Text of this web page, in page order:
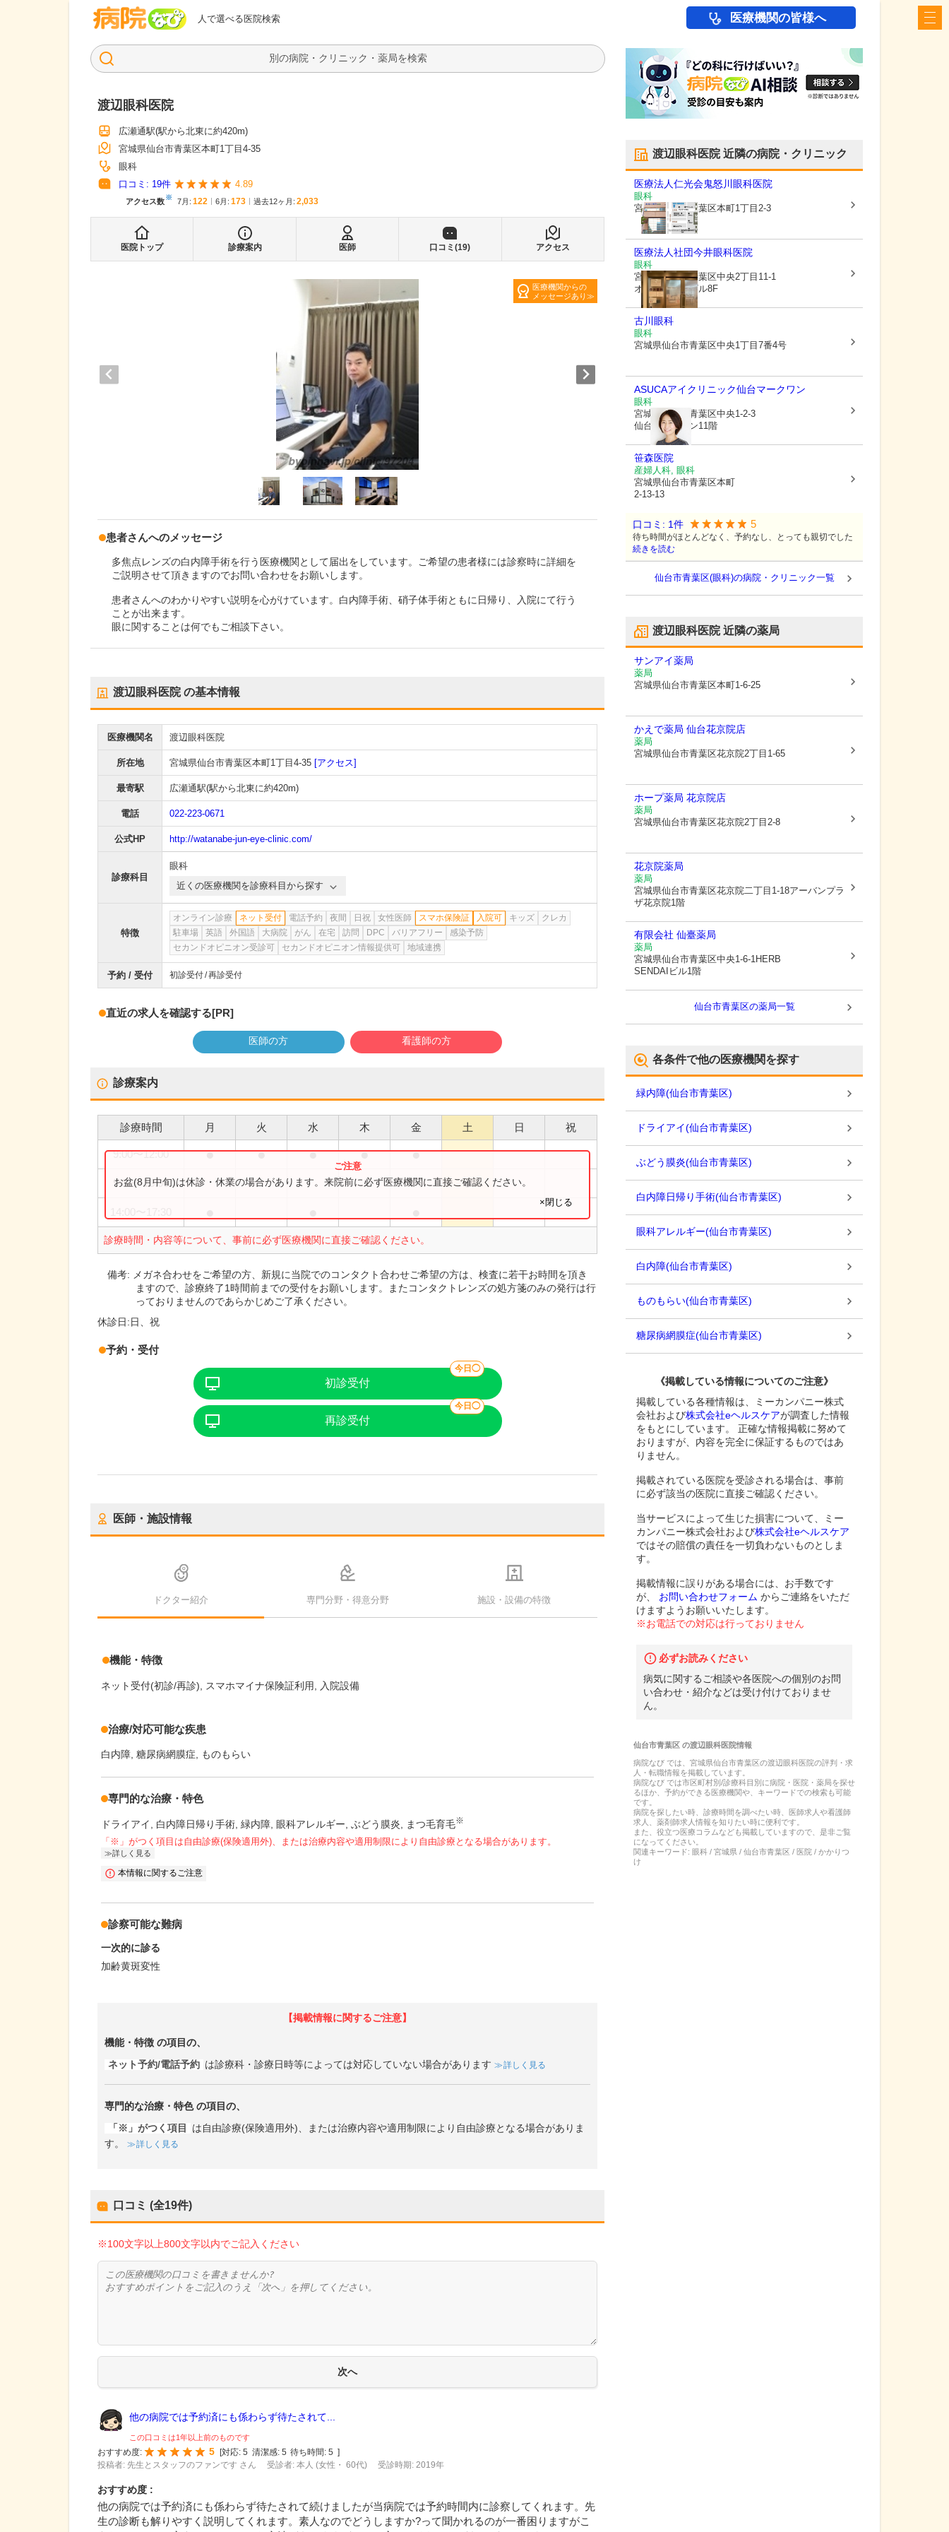
人で選べる医院検索
病院なび 医療機関の皆様へ
検索
渡辺眼科医院
広瀬通駅(駅から北東に約420m)
宮城県仙台市青葉区本町1丁目4-35
眼科
口コミ: 19件 4.89
アクセス数※ 7月 : 122 6月 : 173 過去12ヶ月: 2,033
医院トップ 診療案内 医師 口コミ(19) アクセス
医療機関からの
メッセージあり
患者さんへのメッセージ
多焦点レンズの白内障手術を行う医療機関として届出をしています。ご希望の患者様には診察時に詳細を
ご説明させて頂きますのでお問い合わせをお願いします。
患者さんへのわかりやすい説明を心がけています。白内障手術、硝子体手術ともに日帰り、入院にて行う
ことが出来ます。
眼に関することは何でもご相談下さい。
渡辺眼科医院の基本情報
医療機関名 渡辺眼科医院
所在地 宮城県仙台市青葉区本町1丁目4-35 [アクセス]
最寄駅 広瀬通駅(駅から北東に約420m)
電話 022-223-0671
公式HP http://watanabe-jun-eye-clinic.com/
診療科目
眼科
近くの医療機関を診療科目から探す
特徴
オンライン診療 ネット受付 電話予約 夜間 日祝 女性医師 スマホ保険証 入院可 キッズ
クレカ
駐車場
英語 外国語 大病院 がん 在宅 訪問 DPC バリアフリー
感染予防
セカンドオピニオン受診可
セカンドオピニオン情報提供可 地域連携
予約 / 受付 初診受付 再診受付
直近の求人を確認する[PR]
医師の方 看護師の方
診療案内
診療時間 月 火 水 木 金 土 日 祝
9:00〜12:00 ● ● ● ● ●
9:00〜13:00 ●
診療時間・内容等について、事前に必ず医療機関に直接ご確認ください。
お盆(8月中旬)は休診・休業の場合があります。来院前に必ず医療機関に直接ご確認ください。
×閉じる
備考: メガネ合わせをご希望の方、新規に当院でのコンタクト合わせご希望の方は、検査に若干お時間を頂き
ますので、診療終了1時間前までの受付をお願いします。またコンタクトレンズの処方箋のみの発行は行
っておりませんのであらかじめご了承ください。
休診日:日、祝
予約・受付
初診受付
今日◯
再診受付
今日◯
医師・施設情報
ドクター紹介 専門分野・得意分野 施設・設備の特徴
機能・特徴
ネット受付(初診/再診) スマホマイナ保険証利用 入院設備
治療/対応可能な疾患
白内障 糖尿病網膜症 ものもらい
専門的な治療・特色
ドライアイ 白内障日帰り手術 緑内障 眼科アレルギー ぶどう膜炎 まつ毛育毛※
「※」がつく項目は自由診療(保険適用外)、または治療内容や適用制限により自由診療となる場合があります。
詳しく見る
本情報に関するご注意
診察可能な難病
一次的に診る
加齢黄斑変性
【掲載情報に関するご注意】
機能・特徴 の項目の、
ネット予約/電話予約 は診療科・診療日時等によっては対応していない場合があります 詳しく見る
専門的な治療・特色の項目の、
「※」がつく項目
は自由診療(保険適用外)、または治療内容や適用制限により自由診療となる場合がありま
す。
詳しく見る
口コミ (全19件)
※100文字以上800文字以内でご記入ください
他の病院では予約済にも係わらず待たされて...
この口コミは1年以上前のものです
おすすめ度:
5 対応: 5 清潔感: 5 待ち時間: 5
投稿者: 先生とスタッフのファンです さん
受診者: 本人 (女性・ 60代) 受診時期: 2019年
おすすめ度 :
他の病院では予約済にも係わらず待たされて続けましたが当病院では予約時間内に診察してくれます。先
生の診断も解りやすく説明してくれます。素人なのでどうしますか?って聞かれるのが一番困りますがこ
渡辺眼科医院近隣の病院・クリニック
医療法人仁光会鬼怒川眼科医院
眼科
宮城県仙台市青葉区本町1丁目2-3
医療法人社団今井眼科医院
眼科
宮城県仙台市青葉区中央2丁目11-1
オルタス仙台ビル8F
古川眼科
眼科
宮城県仙台市青葉区中央1丁目7番4号
ASUCAアイクリニック仙台マークワン
眼科
宮城県仙台市青葉区中央1-2-3
仙台マークワン11階
笹森医院
産婦人科, 眼科
宮城県仙台市青葉区本町
2-13-13
口コミ: 1件 5
待ち時間がほとんどなく、予約なし、とっても親切でした
続きを読む
仙台市青葉区(眼科)の病院・クリニック一覧
渡辺眼科医院近隣の薬局
サンアイ薬局
薬局
宮城県仙台市青葉区本町1-6-25
かえで薬局 仙台花京院店
薬局
宮城県仙台市青葉区花京院2丁目1-65
ホープ薬局 花京院店
薬局
宮城県仙台市青葉区花京院2丁目2-8
花京院薬局
薬局
宮城県仙台市青葉区花京院二丁目1-18アーバンプラ
ザ花京院1階
有限会社 仙臺薬局
薬局
宮城県仙台市青葉区中央1-6-1HERB
SENDAIビル1階
仙台市青葉区の薬局一覧
各条件で他の医療機関を探す
緑内障(仙台市青葉区)
ドライアイ(仙台市青葉区)
ぶどう膜炎(仙台市青葉区)
白内障日帰り手術(仙台市青葉区)
眼科アレルギー(仙台市青葉区)
白内障(仙台市青葉区)
ものもらい(仙台市青葉区)
糖尿病網膜症(仙台市青葉区)
《掲載している情報についてのご注意》
掲載している各種情報は、ミーカンパニー株式
会社および株式会社eヘルスケアが調査した情報
をもとにしています。 正確な情報掲載に努めて
おりますが、内容を完全に保証するものではあ
りません。
掲載されている医院を受診される場合は、事前
に必ず該当の医院に直接ご確認ください。
当サービスによって生じた損害について、ミー
カンパニー株式会社および株式会社eヘルスケア
ではその賠償の責任を一切負わないものとしま
す。
掲載情報に誤りがある場合には、お手数です
が、
お問い合わせフォーム からご連絡をいただ
けますようお願いいたします。
※お電話での対応は行っておりません
必ずお読みください
病気に関するご相談や各医院への個別のお問
い合わせ・紹介などは受け付けておりませ
ん。
仙台市青葉区の渡辺眼科医院情報
病院なび では、 宮城県仙台市青葉区の渡辺眼科医院の評判・求
人・転職情報を掲載しています。
病院なび では市区町村別/診療科目別に病院・医院・薬局を探せ
るほか、予約ができる医療機関や、キーワードでの検索も可能
です。
病院を探したい時、診療時間を調べたい時、医師求人や看護師
求人、薬剤師求人情報を知りたい時に便利です。
また、役立つ医療コラムなども掲載していますので、是非ご覧
になってください。
関連キーワード: 眼科 / 宮城県 / 仙台市青葉区 / 医院 / かかりつ
け